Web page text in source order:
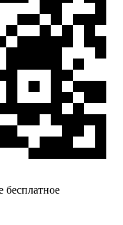
бесплатное